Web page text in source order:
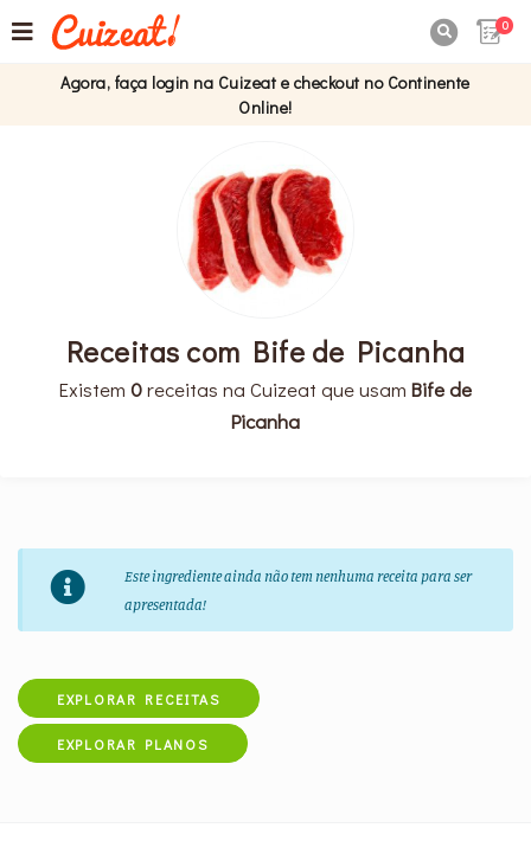
0
Agora, faça login na Cuizeat e checkout no Continente
Online!
Receitas com Bife de Picanha
Existem 0receitas na Cuizeat que usam Bife de
Picanha
Este ingrediente ainda não tem nenhuma receita para ser
apresentada!
EXPLORAR RECEITAS
EXPLORAR PLANOS